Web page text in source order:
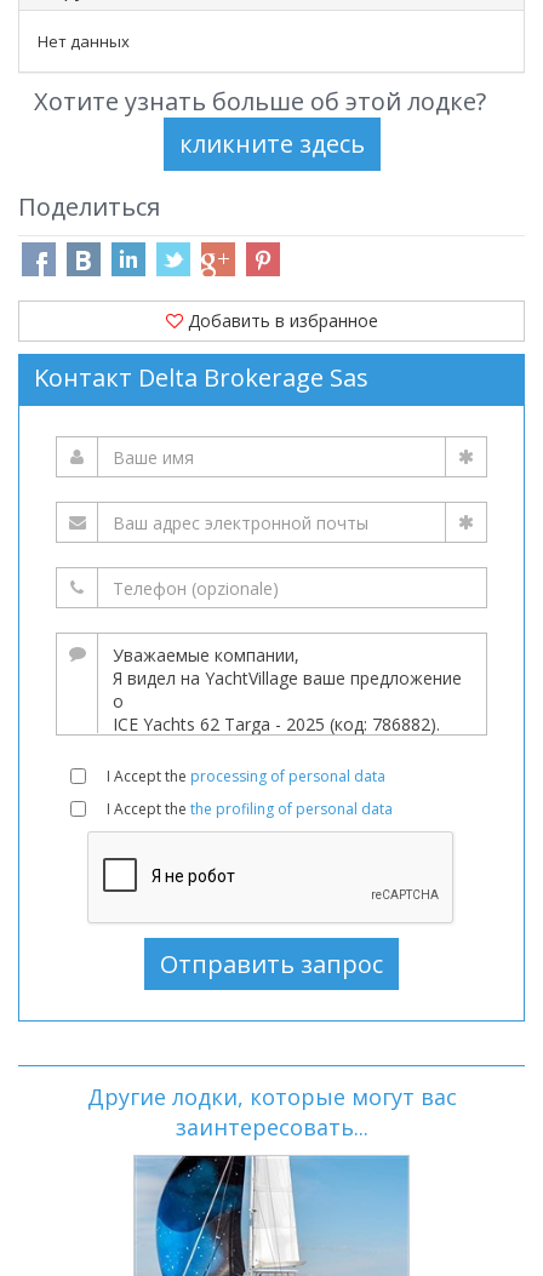
Нет данных
Хотите узнать больше об этой лодке?
Поделиться
Добавить в избранное
Kонтакт Delta Brokerage Sas
I Accept the processing of personal data
I Accept the the profiling of personal data
Другие лодки, которые могут вас
заинтересовать...